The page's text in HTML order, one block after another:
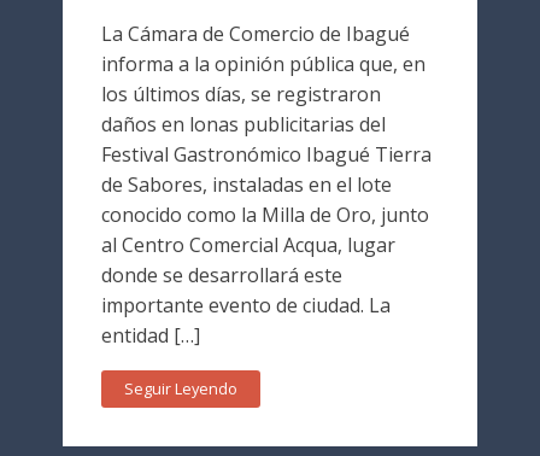
La Cámara de Comercio de Ibagué
informa a la opinión pública que, en
los últimos días, se registraron
daños en lonas publicitarias del
Festival Gastronómico Ibagué Tierra
de Sabores, instaladas en el lote
conocido como la Milla de Oro, junto
al Centro Comercial Acqua, lugar
donde se desarrollará este
importante evento de ciudad. La
entidad […]
Seguir Leyendo